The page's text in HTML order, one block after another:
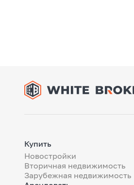
Купить
Новостройки
Вторичная недвижимость
Зарубежная недвижимость